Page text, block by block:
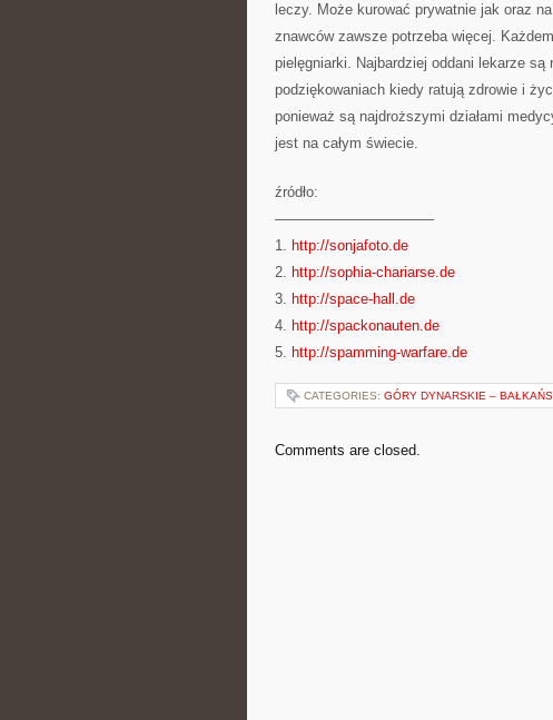
leczy. Może kurować prywatnie jak oraz
znawców zawsze potrzeba więcej.
pielęgniarki. Najbardziej oddani lekarze
podziękowaniach kiedy ratują zdrowie i
ponieważ są najdroższymi działami
jest na całym świecie.
źródło:
———————————
1. http://sonjafoto.de
2. http://sophia-chariarse.de
3. http://space-hall.de
4. http://spackonauten.de
5. http://spamming-warfare.de
CATEGORIES: GÓRY DYNARSKIE –
Comments are closed.